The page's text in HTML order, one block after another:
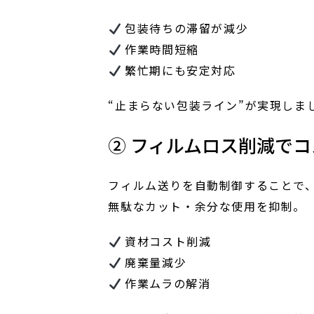
包装待ちの滞留が減少
作業時間短縮
繁忙期にも安定対応
“止まらない包装ライン”が実現しま
② フィルムロス削減で
フィルム送りを自動制御することで、
無駄なカット・余分な使用を抑制。
資材コスト削減
廃棄量減少
作業ムラの解消